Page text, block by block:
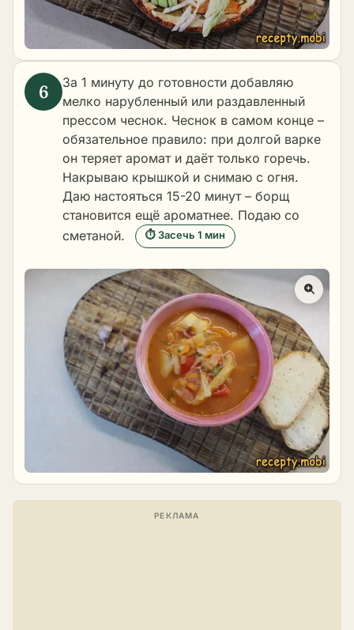
За 1 минуту до готовности добавляю
мелко нарубленный или раздавленный
прессом чеснок. Чеснок в самом конце –
обязательное правило: при долгой варке
он теряет аромат и даёт только горечь.
Накрываю крышкой и снимаю с огня.
Даю настояться 15-20 минут – борщ
становится ещё ароматнее. Подаю со
сметаной.
⏱ Засечь 1 мин